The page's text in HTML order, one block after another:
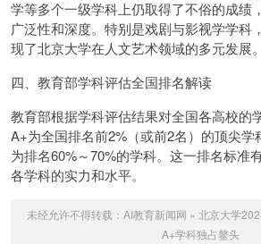
学等多个一级学科上仍取得了不俗的成绩
广泛性和深度。特别是戏剧与影视学学科
现了北京大学在人文艺术领域的多元发展。
四、教育部学科评估全国排名解读
教育部根据学科评估结果对全国各高校的
A+为全国排名前2%（或前2名）的顶尖
为排名60%～70%的学科。这一排名标准
各学科的实力和水平。
未经允许不得转载： AI教育新闻网 » 北京大学
A+学科独占鳌头